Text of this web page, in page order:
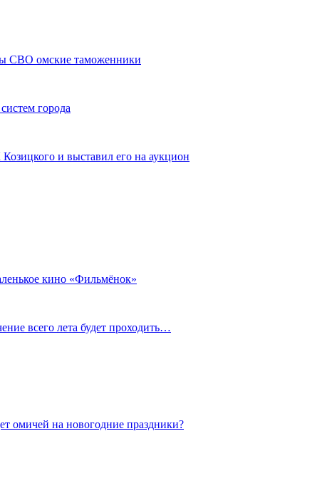
СВО омские таможенники
города
и выставил его на аукцион
кино «Фильмёнок»
всего лета будет проходить…
омичей на новогодние праздники?